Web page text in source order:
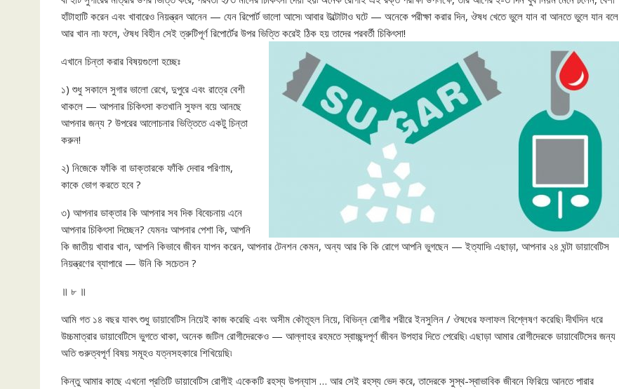
হাঁটাহাটি করেন এবং খাবারেও নিয়ন্ত্রন আনেন — যেন রিপোর্ট ভালো আসে৷ আবার উল্টোটাও ঘটে — অনেকে পরীক্ষা করার দিন, ঔষধ খেতে ভুলে যান বা আনতে ভুলে যান বলে
আর খান না৷ ফলে, ঔষধ বিহীন সেই ত্রুটিপূর্ণ রিপোর্টের উপর ভিত্তি করেই ঠিক হয় তাদের পরবর্তী চিকিৎসা!
এখানে চিন্তা করার বিষয়গুলো হচ্ছেঃ
১) শুধু সকালে সুগার ভালো রেখে, দুপুরে এবং রাত্রে বেশী
থাকলে — আপনার চিকিৎসা কতখানি সুফল বয়ে আনছে
আপনার জন্য ? উপরের আলোচনার ভিত্তিতে একটু চিন্তা
করুন!
২) নিজেকে ফাঁকি বা ডাক্তারকে ফাঁকি দেবার পরিণাম,
কাকে ভোগ করতে হবে ?
৩) আপনার ডাক্তার কি আপনার সব দিক বিবেচনায় এনে
আপনার চিকিৎসা দিচ্ছেন? যেমনঃ আপনার পেশা কি, আপনি
কি জাতীয় খাবার খান, আপনি কিভাবে জীবন যাপন করেন, আপনার টেনশন কেমন, অন্য আর কি কি রোগে আপনি ভুগছেন — ইত্যাদি৷ এছাড়া, আপনার ২৪ ঘন্টা ডায়াবেটিস
নিয়ন্ত্রণের ব্যাপারে — উনি কি সচেতন ?
॥ ৮ ॥
আমি গত ১৪ বছর যাবৎ শুধু ডায়াবেটিস নিয়েই কাজ করেছি এবং অসীম কৌতূহল নিয়ে, বিভিন্ন রোগীর শরীরে ইনসুলিন / ঔষধের ফলাফল বিশ্লেষণ করেছি৷ দীর্ঘদিন ধরে
উচ্চমাত্রার ডায়াবেটিসে ভুগতে থাকা, অনেক জটিল রোগীদেরকেও — আল্লাহর রহমতে স্বাচ্ছন্দপূর্ণ জীবন উপহার দিতে পেরেছি৷ এছাড়া আমার রোগীদেরকে ডায়াবেটিসের জন্য
অতি গুরুত্বপূর্ণ বিষয় সমূহও যত্নসহকারে শিখিয়েছি৷
কিন্তু আমার কাছে এখনো প্রতিটি ডায়াবেটিস রোগীই একেকটি রহস্য উপন্যাস … আর সেই রহস্য ভেদ করে, তাদেরকে সুস্থ-স্বাভাবিক জীবনে ফিরিয়ে আনতে পারার